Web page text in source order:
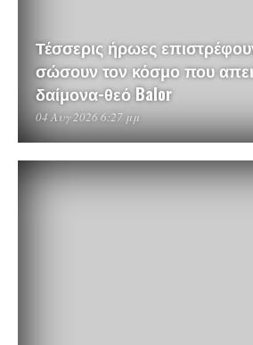
Τέσσερις ήρωες
σώσουν τον κόσμο που
δαίμονα-θεό Balor
04 Αυγ 2026 6:27 μμ